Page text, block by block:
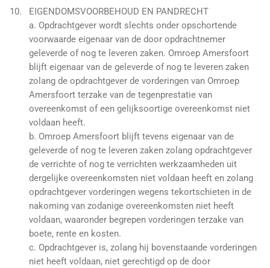
EIGENDOMSVOORBEHOUD EN PANDRECHT
a. Opdrachtgever wordt slechts onder opschortende
voorwaarde eigenaar van de door opdrachtnemer
geleverde of nog te leveren zaken. Omroep Amersfoort
blijft eigenaar van de geleverde of nog te leveren zaken
zolang de opdrachtgever de vorderingen van Omroep
Amersfoort terzake van de tegenprestatie van
overeenkomst of een gelijksoortige overeenkomst niet
voldaan heeft.
b. Omroep Amersfoort blijft tevens eigenaar van de
geleverde of nog te leveren zaken zolang opdrachtgever
de verrichte of nog te verrichten werkzaamheden uit
dergelijke overeenkomsten niet voldaan heeft en zolang
opdrachtgever vorderingen wegens tekortschieten in de
nakoming van zodanige overeenkomsten niet heeft
voldaan, waaronder begrepen vorderingen terzake van
boete, rente en kosten.
c. Opdrachtgever is, zolang hij bovenstaande vorderingen
niet heeft voldaan, niet gerechtigd op de door